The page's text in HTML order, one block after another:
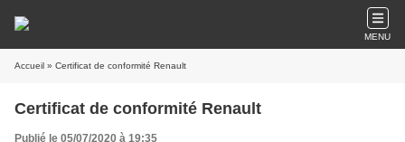
MENU
Accueil » Certificat de conformité Renault
Certificat de conformité Renault
Publié le 05/07/2020 à 19:35